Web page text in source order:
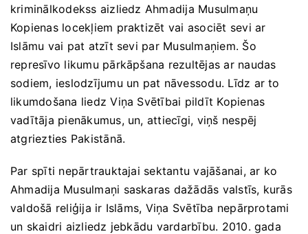
kriminālkodekss aizliedz Ahmadija Musulmaņu
Kopienas locekļiem praktizēt vai asociēt sevi ar
Islāmu vai pat atzīt sevi par Musulmaņiem. Šo
represīvo likumu pārkāpšana rezultējas ar naudas
sodiem, ieslodzījumu un pat nāvessodu. Līdz ar to
likumdošana liedz Viņa Svētībai pildīt Kopienas
vadītāja pienākumus, un, attiecīgi, viņš nespēj
atgriezties Pakistānā.
Par spīti nepārtrauktajai sektantu vajāšanai, ar ko
Ahmadija Musulmaņi saskaras dažādās valstīs, kurās
valdošā reliģija ir Islāms, Viņa Svētība nepārprotami
un skaidri aizliedz jebkādu vardarbību. 2010. gada